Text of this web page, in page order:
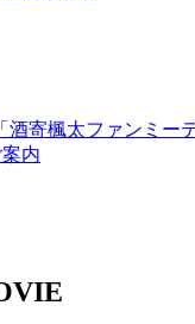
酒寄楓太ファンミー
内